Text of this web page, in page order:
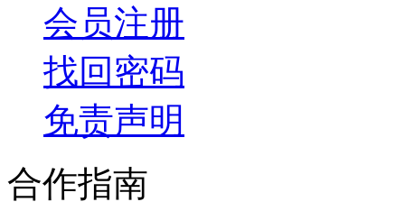
会员注册
找回密码
免责声明
合作指南